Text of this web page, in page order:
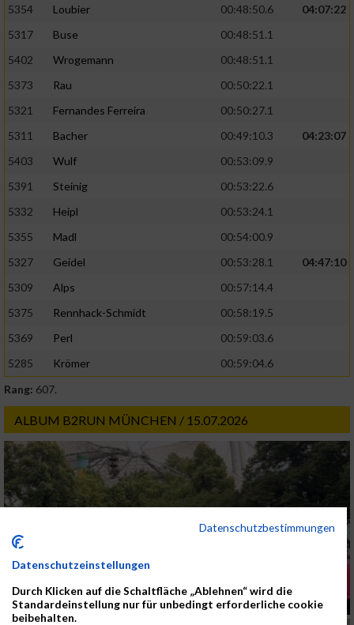
5354
Loubier 00:48:50.6
04:07:22
5317
Buse
00:48:51.1
5402
Wrogemann
00:48:51.1
5373
Rau
00:50:22.1
5321
Fernandes Ferreira
00:50:27.1
5311
Bacher 00:49:10.3
04:23:07
5403
Wulf
00:53:09.9
5391
Steinig
00:53:22.6
5332
Heipl
00:53:24.1
5355
Madl
00:54:00.9
5327
Geidel 00:53:28.1
04:47:10
5309
Alps
00:57:14.4
5375
Rennhack-Schmidt
00:58:19.5
5369
Perl
00:59:03.6
5285
Krömer
00:59:04.6
Rang: 607.
ALBUM B2RUN MÜNCHEN / 15.07.2026
Datenschutzbestimmungen
Datenschutzeinstellungen
Durch Klicken auf die Schaltfläche „Ablehnen“ wird die
Standardeinstellung nur für unbedingt erforderliche cookie
beibehalten.